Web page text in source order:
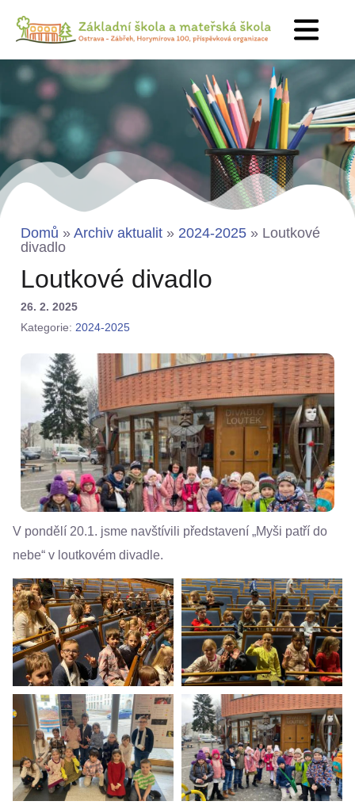
Domů » Archiv aktualit » 2024-2025 » Loutkové
divadlo
Loutkové divadlo
26. 2. 2025
Kategorie: 2024-2025
V pondělí 20.1. jsme navštívili představení „Myši patří do
nebe“ v loutkovém divadle.